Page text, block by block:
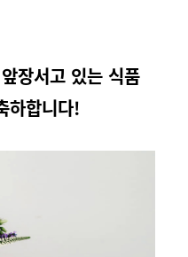
장서고 있는 식품
하합니다!